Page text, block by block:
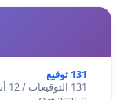
131 توقيع
131 التوقيعات / 12 أشهر